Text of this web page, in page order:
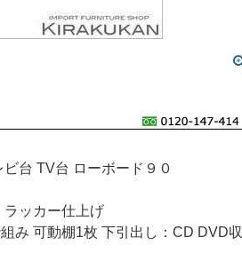
台 TV台 ローボード９０
ラッカー仕上げ
み 可動棚1枚 下引出し：CD DVD収